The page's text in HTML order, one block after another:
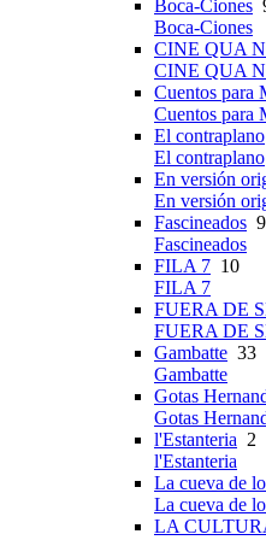
Boca-Ciones
Boca-Ciones
CINE QUA
CINE QUA
Cuentos para
Cuentos para
El contraplano
El contraplano
En versión
En versión
Fascineados 9
Fascineados
FILA 7 10
FILA 7
FUERA DE
FUERA DE
Gambatte 33
Gambatte
Gotas
Gotas
l'Estanteria 2
l'Estanteria
La cueva de
La cueva de
LA